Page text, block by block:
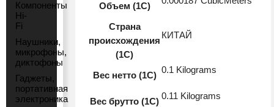
Компоненты
Hi-
Fi
Наушники,
микрофоны,
диктофоны
Гаджеты,
портативная
электроника
Объем (1С)
Страна
происхождения
(1С)
КИТАЙ
Вес нетто (1С)
0.1 Kilograms
Вес брутто (1С)
0.11 Kilograms